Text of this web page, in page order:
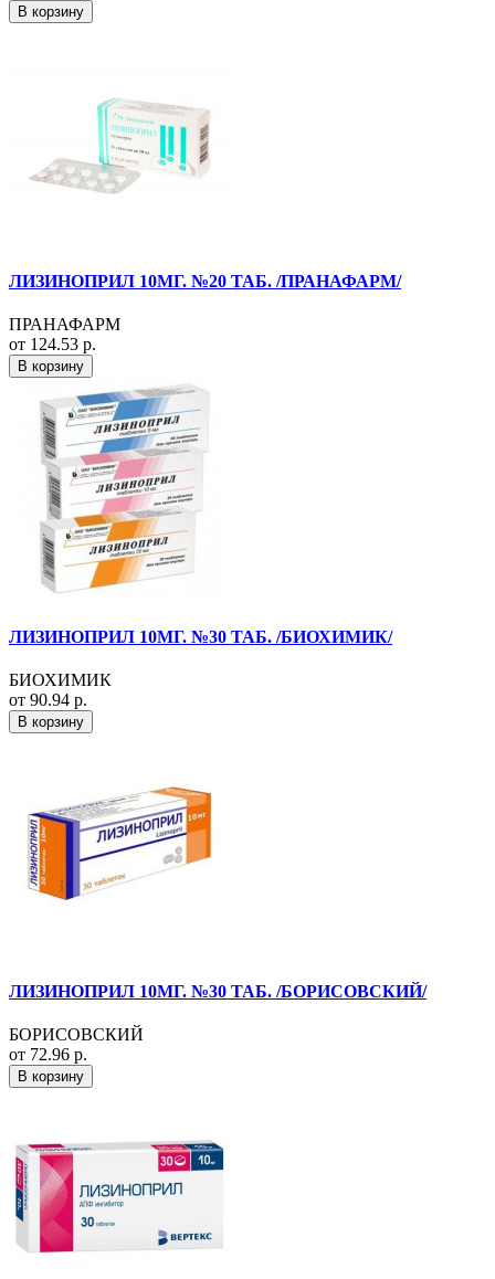
В корзину
ЛИЗИНОПРИЛ 10МГ. №20 ТАБ. /ПРАНАФАРМ/
ПРАНАФАРМ
от 124.53 р.
В корзину
ЛИЗИНОПРИЛ 10МГ. №30 ТАБ. /БИОХИМИК/
БИОХИМИК
от 90.94 р.
В корзину
ЛИЗИНОПРИЛ 10МГ. №30 ТАБ. /БОРИСОВСКИЙ/
БОРИСОВСКИЙ
от 72.96 р.
В корзину